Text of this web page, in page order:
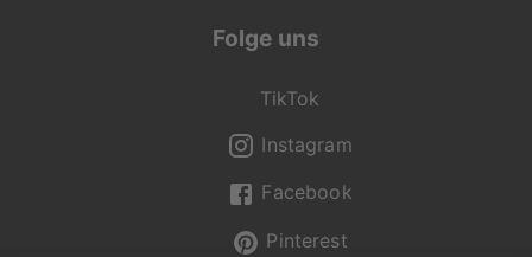
Folge uns
TikTok
Instagram
Facebook
Pinterest